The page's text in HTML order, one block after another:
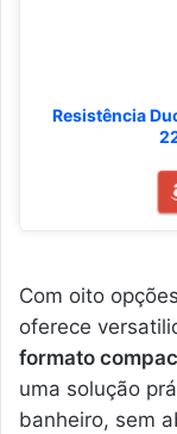
Resistência
Com oito
oferece
formato
uma solução
banheiro, sem